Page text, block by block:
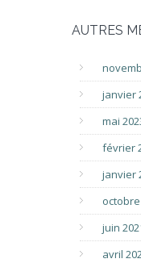
AUTRES
janvier
mai
février
janvier
octobre
juin
avril